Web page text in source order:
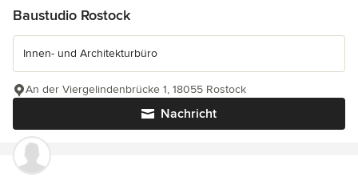
Baustudio Rostock
Innen- und Architekturbüro
Nachricht
An der Viergelindenbrücke 1, 18055 Rostock